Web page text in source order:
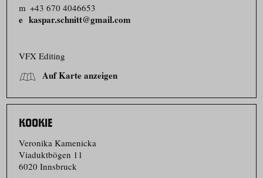
m +43 670 4046653
kaspar.schnitt@gmail.com
VFX Editing
Auf Karte anzeigen
KOOKIE
Veronika Kamenicka
Viaduktbögen 11
6020 Innsbruck